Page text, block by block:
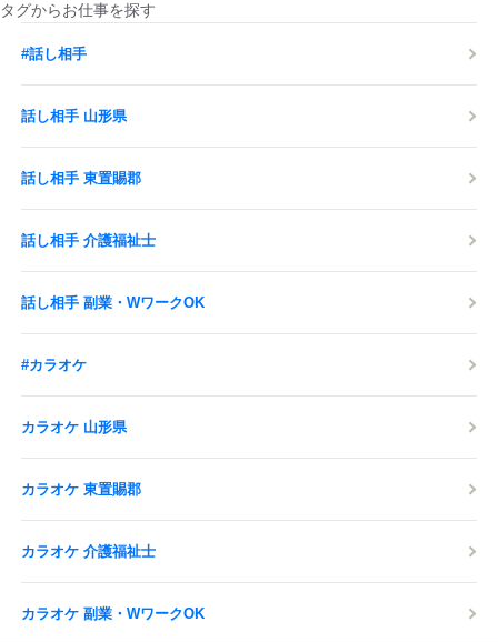
タグからお仕事を探す
#話し相手
話し相手 山形県
話し相手 東置賜郡
話し相手 介護福祉士
話し相手 副業・WワークOK
#カラオケ
カラオケ 山形県
カラオケ 東置賜郡
カラオケ 介護福祉士
カラオケ 副業・WワークOK